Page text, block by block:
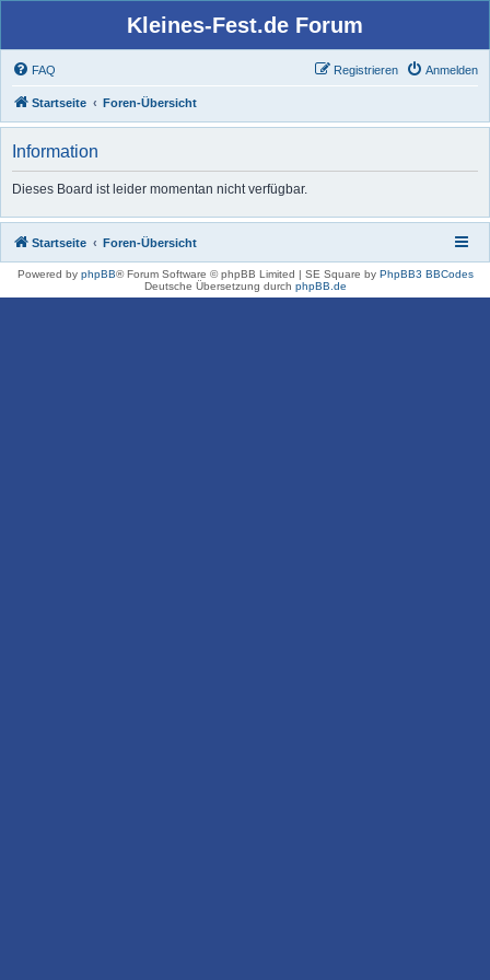
Kleines-Fest.de Forum
FAQ Anmelden
Registrieren
Startseite Foren-Übersicht
Information
Dieses Board ist leider momentan nicht verfügbar.
Startseite Foren-Übersicht
Powered by phpBB® Forum Software © phpBB Limited | SE Square by PhpBB3 BBCodes
Deutsche Übersetzung durch phpBB.de